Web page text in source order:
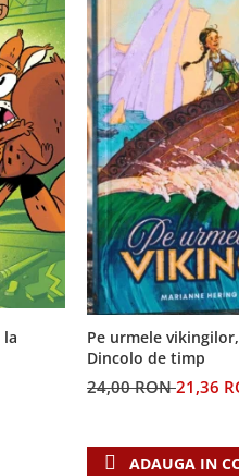
Pe urmele
Dincolo de timp
24,00 RON21,36
ADAUGA IN